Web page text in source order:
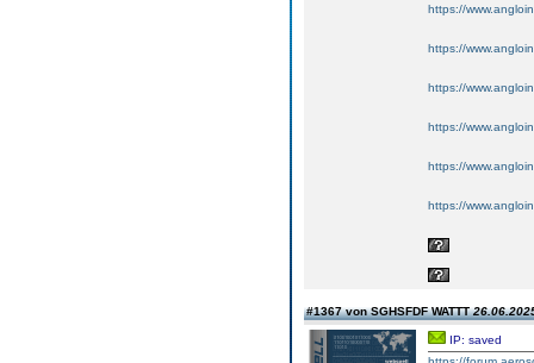
https://
https://
https://
https://
https://
https://
#1367 von SGHSFDF WATTT
IP: saved